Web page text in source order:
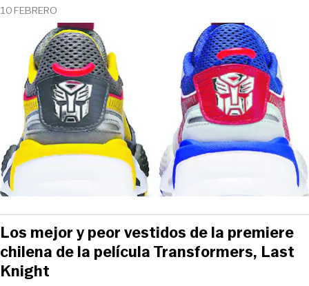
10 FEBRERO
Los mejor y peor vestidos de la premiere
chilena de la película Transformers, Last
Knight